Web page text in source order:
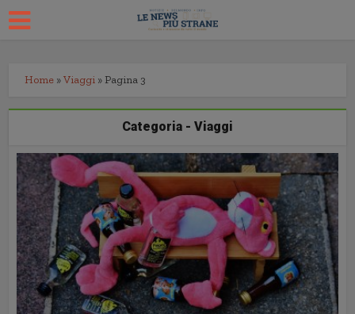
Home »Viaggi » Pagina 3
Categoria - Viaggi